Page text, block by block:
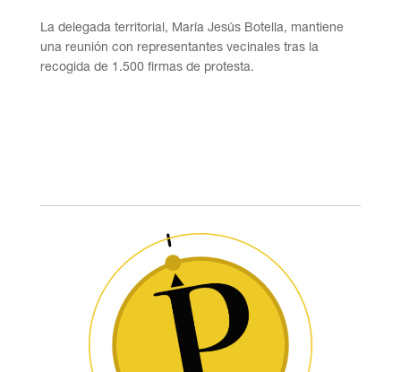
La delegada territorial, María Jesús Botella, mantiene
una reunión con representantes vecinales tras la
recogida de 1.500 firmas de protesta.